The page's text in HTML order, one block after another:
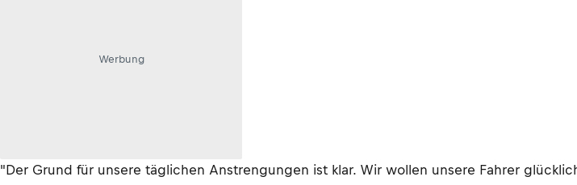
Werbung
"Der Grund für unsere täglichen Anstrengungen ist klar. Wir wollen unsere Fahrer